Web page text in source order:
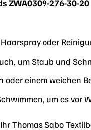
ZWA0309-276-30-
oder
um Staub und
einem weichen
um es vor
Thomas Sabo